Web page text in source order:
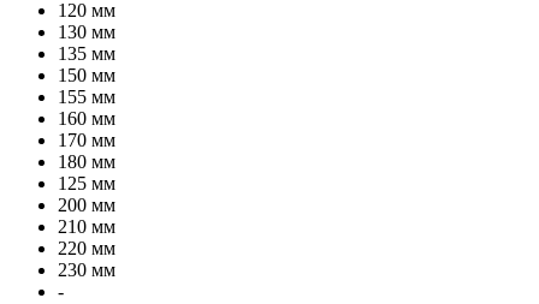
120 мм
130 мм
135 мм
150 мм
155 мм
160 мм
170 мм
180 мм
125 мм
200 мм
210 мм
220 мм
230 мм
-